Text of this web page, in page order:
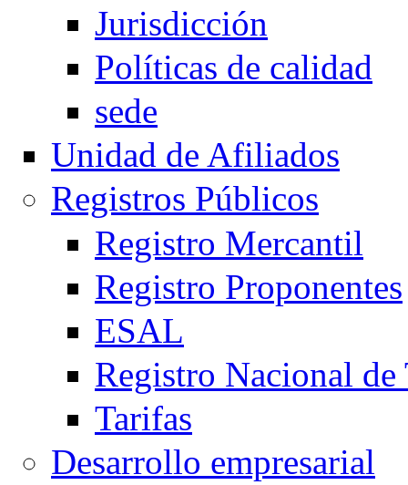
Jurisdicción
Políticas de calidad
sede
Unidad de Afiliados
Registros Públicos
Registro Mercantil
Registro Proponentes
ESAL
Registro Nacional de
Tarifas
Desarrollo empresarial